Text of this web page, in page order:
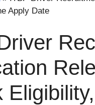
Apply Date